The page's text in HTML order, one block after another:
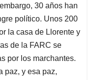
30 años han
político. Unos 200
la casa de Llorente y
de la FARC se
por los marchantes.
paz, y esa paz,